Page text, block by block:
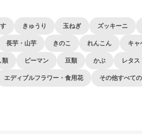
きゅうり 玉ねぎ ズッキーニ
長芋・山芋 きのこ れんこん キャ
類 ピーマン 豆類 かぶ レタス
エディブルフラワー・食用花 その他すべて